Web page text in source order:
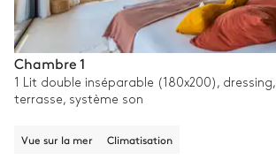
Chambre 1
1 Lit double inséparable (180x200), dressing,
terrasse, système son
Vue sur la mer Climatisation